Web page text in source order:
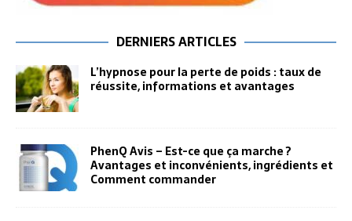
DERNIERS ARTICLES
L’hypnose pour la perte de poids : taux de
réussite, informations et avantages
PhenQ Avis – Est-ce que ça marche ?
Avantages et inconvénients, ingrédients et
Comment commander